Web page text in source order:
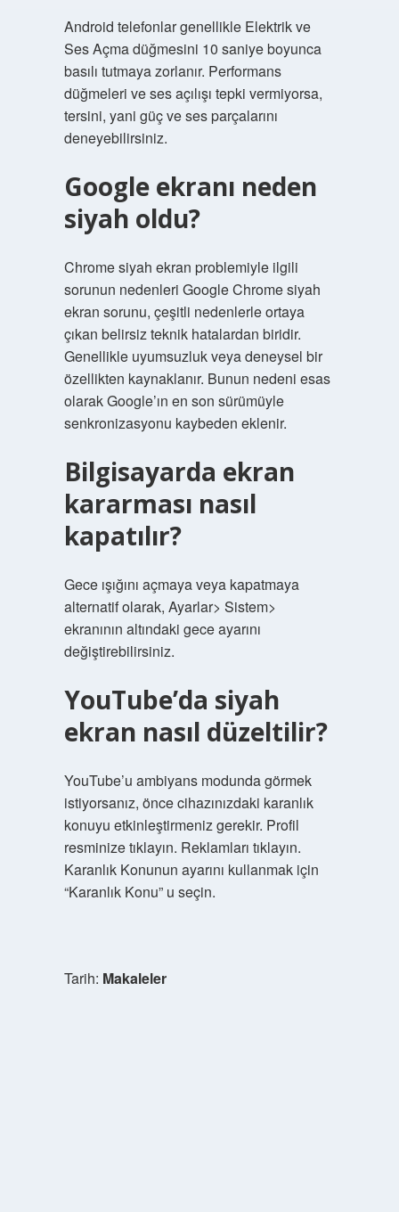
Android telefonlar genellikle Elektrik ve
Ses Açma düğmesini 10 saniye boyunca
basılı tutmaya zorlanır. Performans
düğmeleri ve ses açılışı tepki vermiyorsa,
tersini, yani güç ve ses parçalarını
deneyebilirsiniz.
Google ekranı neden
siyah oldu?
Chrome siyah ekran problemiyle ilgili
sorunun nedenleri Google Chrome siyah
ekran sorunu, çeşitli nedenlerle ortaya
çıkan belirsiz teknik hatalardan biridir.
Genellikle uyumsuzluk veya deneysel bir
özellikten kaynaklanır. Bunun nedeni esas
olarak Google’ın en son sürümüyle
senkronizasyonu kaybeden eklenir.
Bilgisayarda ekran
kararması nasıl
kapatılır?
Gece ışığını açmaya veya kapatmaya
alternatif olarak, Ayarlar> Sistem>
ekranının altındaki gece ayarını
değiştirebilirsiniz.
YouTube’da siyah
ekran nasıl düzeltilir?
YouTube’u ambiyans modunda görmek
istiyorsanız, önce cihazınızdaki karanlık
konuyu etkinleştirmeniz gerekir. Profil
resminize tıklayın. Reklamları tıklayın.
Karanlık Konunun ayarını kullanmak için
“Karanlık Konu” u seçin.
Tarih: Makaleler